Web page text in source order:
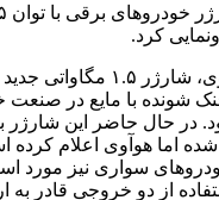
کرد.
بنا به اعلام هوآوی،
خنک شونده با مایع در
حال حاضر این شارژر
اما هوآوی اعلام کرده
سواری نیز مورد